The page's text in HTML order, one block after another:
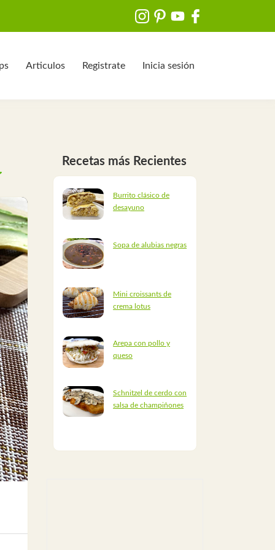
Articulos Registrate Inicia sesión
Recetas más Recientes
Burrito clásico de
desayuno
Sopa de alubias negras
Mini croissants de
crema lotus
Arepa con pollo y
queso
Schnitzel de cerdo con
salsa de champiñones